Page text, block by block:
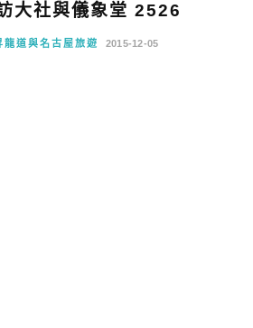
大社與儀象堂 2526
龍道與名古屋旅遊 2015-12-05